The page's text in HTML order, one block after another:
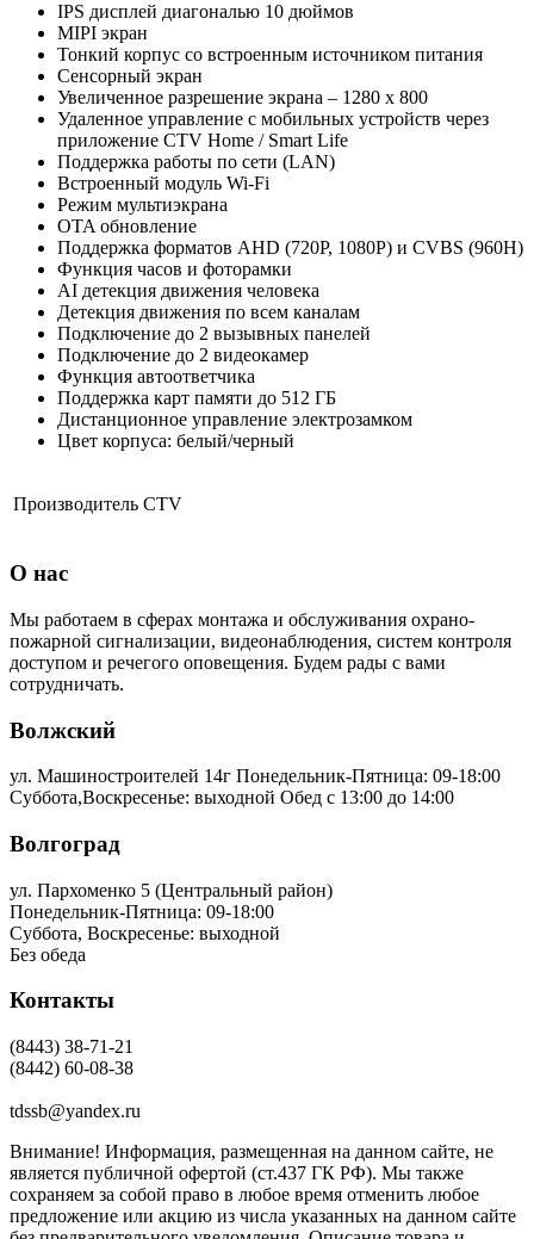
IPS дисплей диагональю 10 дюймов
MIPI экран
Тонкий корпус со встроенным источником питания
Сенсорный экран
Увеличенное разрешение экрана – 1280 x 800
Удаленное управление с мобильных устройств через
приложение CTV Home / Smart Life
Поддержка работы по сети (LAN)
Встроенный модуль Wi-Fi
Режим мультиэкрана
OTA обновление
Поддержка форматов AHD (720P, 1080P) и CVBS (960H)
Функция часов и фоторамки
AI детекция движения человека
Детекция движения по всем каналам
Подключение до 2 вызывных панелей
Подключение до 2 видеокамер
Функция автоответчика
Поддержка карт памяти до 512 ГБ
Дистанционное управление электрозамком
Цвет корпуса: белый/черный
Производитель CTV
О нас
Мы работаем в сферах монтажа и обслуживания охрано-
пожарной сигнализации, видеонаблюдения, систем контроля
доступом и речегого оповещения. Будем рады с вами
сотрудничать.
Волжский
ул. Машиностроителей 14г Понедельник-Пятница: 09-18:00
Суббота,Воскресенье: выходной Обед с 13:00 до 14:00
Волгоград
ул. Пархоменко 5 (Центральный район)
Понедельник-Пятница: 09-18:00
Суббота, Воскресенье: выходной
Без обеда
Контакты
(8443) 38-71-21
(8442) 60-08-38
tdssb@yandex.ru
Внимание! Информация, размещенная на данном сайте, не
является публичной офертой (ст.437 ГК РФ). Мы также
сохраняем за собой право в любое время отменить любое
предложение или акцию из числа указанных на данном сайте